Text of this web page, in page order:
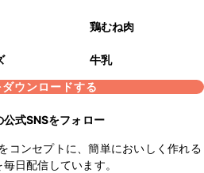
鶏むね肉
牛乳
ウンロードする
公式SNSをフォロー
コンセプトに、簡単においしく作れる
日配信しています。